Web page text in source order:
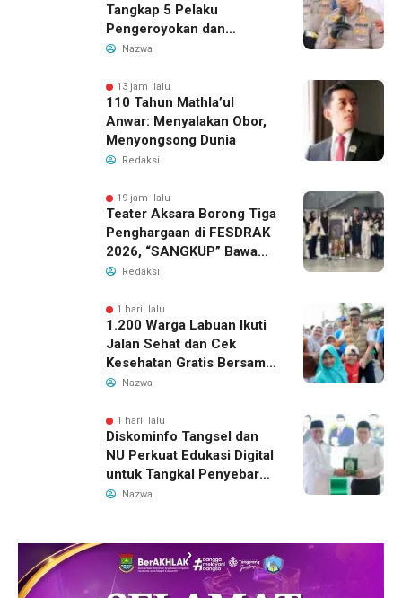
Tangkap 5 Pelaku
Pengeroyokan dan
Kekerasan Seksual di
Nazwa
13 jam lalu
110 Tahun Mathla’ul
Anwar: Menyalakan Obor,
Menyongsong Dunia
Redaksi
19 jam lalu
Teater Aksara Borong Tiga
Penghargaan di FESDRAK
2026, “SANGKUP” Bawa
Pulang Juara 2 Grup
Redaksi
1 hari lalu
1.200 Warga Labuan Ikuti
Jalan Sehat dan Cek
Kesehatan Gratis Bersama
Gubernur Banten
Nazwa
1 hari lalu
Diskominfo Tangsel dan
NU Perkuat Edukasi Digital
untuk Tangkal Penyebaran
Hoaks
Nazwa